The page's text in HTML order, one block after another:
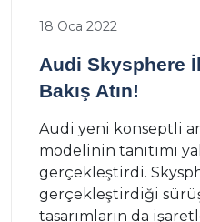
18 Oca 2022
Audi Skysphere
Bakış Atın!
Audi yeni konseptli
modelinin tanıtımı
gerçekleştirdi.
gerçekleştirdiği
tasarımların da